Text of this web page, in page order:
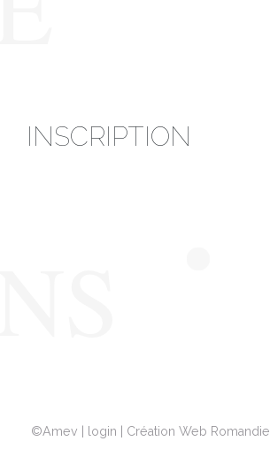
INSCRIPTION
©Amev login Création Web Romandie